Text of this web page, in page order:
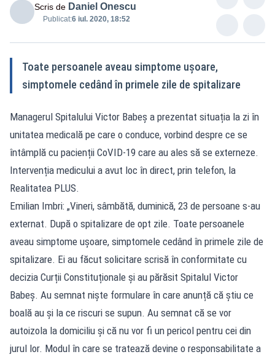
Scris de Daniel Onescu
Publicat:6 iul. 2020, 18:52
Toate persoanele aveau simptome ușoare,
simptomele cedând în primele zile de spitalizare
Managerul Spitalului Victor Babeș a prezentat situația la zi în
unitatea medicală pe care o conduce, vorbind despre ce se
întâmplă cu pacienții CoVID-19 care au ales să se externeze.
Intervenția medicului a avut loc în direct, prin telefon, la
Realitatea PLUS.
Emilian Imbri: „Vineri, sâmbătă, duminică, 23 de persoane s-au
externat. După o spitalizare de opt zile. Toate persoanele
aveau simptome ușoare, simptomele cedând în primele zile de
spitalizare. Ei au făcut solicitare scrisă în conformitate cu
decizia Curții Constituționale și au părăsit Spitalul Victor
Babeș. Au semnat niște formulare în care anunță că știu ce
boală au și la ce riscuri se supun. Au semnat că se vor
autoizola la domiciliu și că nu vor fi un pericol pentru cei din
jurul lor. Modul în care se tratează devine o responsabilitate a